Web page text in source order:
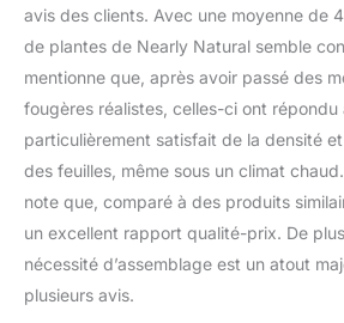
avis des clients. Avec une moyenne de
de plantes de Nearly Natural semble
mentionne que, après avoir passé des
fougères réalistes, celles-ci ont répondu
particulièrement satisfait de la densité
des feuilles, même sous un climat
note que, comparé à des produits
un excellent rapport qualité-prix. De
nécessité d’assemblage est un atout
plusieurs avis.